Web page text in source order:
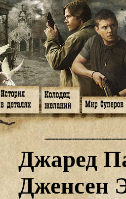
Книги
Галереи
Музыка
Видео
Субтитры
Заметки
Мысли
Откровение
Истоки
Арт-кафе
Игромания
Фанфики
Фанарт
Анекдоты
Передоз
Страшилки
Знакомство
Обитатели
Семейное
Дневник
Арсенал
СИЗО
Суперы от и
Джаред
Дженсен